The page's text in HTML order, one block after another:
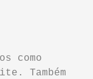
como
Também